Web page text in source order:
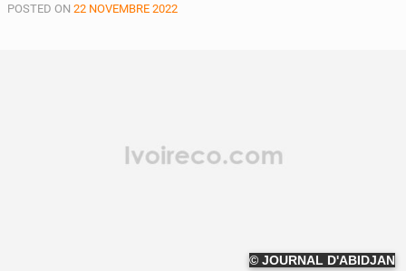
POSTED ON 22 NOVEMBRE 2022
© JOURNAL D'ABIDJAN